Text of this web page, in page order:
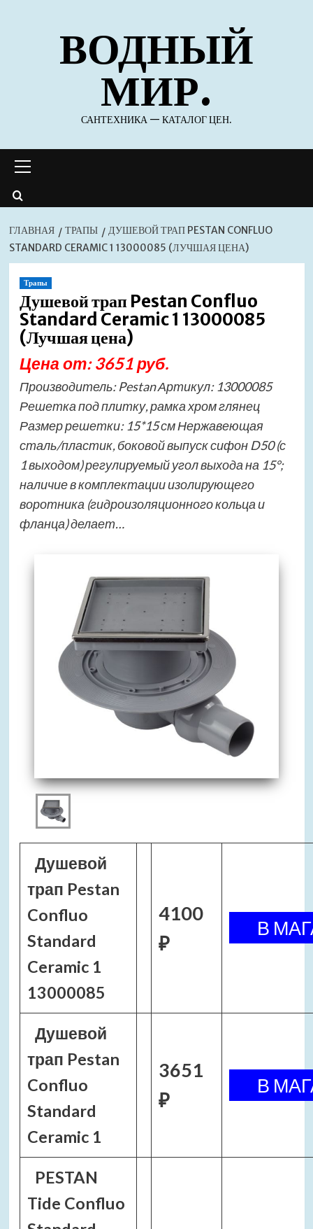
содержимомуВОДНЫЙ
МИР.
САНТЕХНИКА — КАТАЛОГ ЦЕН.
меню
ГЛАВНАЯ ТРАПЫ
ДУШЕВОЙ ТРАП PESTAN CONFLUO
STANDARD CERAMIC 1 13000085 (ЛУЧШАЯ ЦЕНА)
Трапы
Душевой трап Pestan Confluo
Standard Ceramic 1 13000085
(Лучшая цена)
Цена от: 3651 руб.
Производитель: Pestan Артикул: 13000085
Решетка под плитку, рамка хром глянец
Размер решетки: 15*15 см Нержавеющая
сталь/пластик, боковой выпуск сифон D50 (с
1 выходом) регулируемый угол выхода на 15°;
наличие в комплектации изолирующего
воротника (гидроизоляционного кольца и
фланца) делает…
Душевой
трап Pestan
Confluo
Standard
Ceramic 1
13000085
4100
₽
Душевой
трап Pestan
Confluo
Standard
Ceramic 1
3651
₽
PESTAN
Tide Confluo